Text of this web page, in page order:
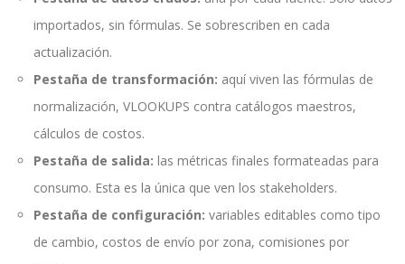
importados, sin fórmulas. Se sobrescriben en cada
actualización.
Pestaña de transformación: aquí viven las fórmulas de
normalización, VLOOKUPS contra catálogos maestros,
cálculos de costos.
Pestaña de salida: las métricas finales formateadas para
consumo. Esta es la única que ven los stakeholders.
Pestaña de configuración: variables editables como tipo
de cambio, costos de envío por zona, comisiones por